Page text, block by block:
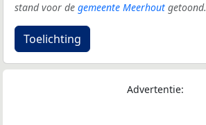
stand voor de gemeente Meerhout getoond.
Toelichting
Advertentie: